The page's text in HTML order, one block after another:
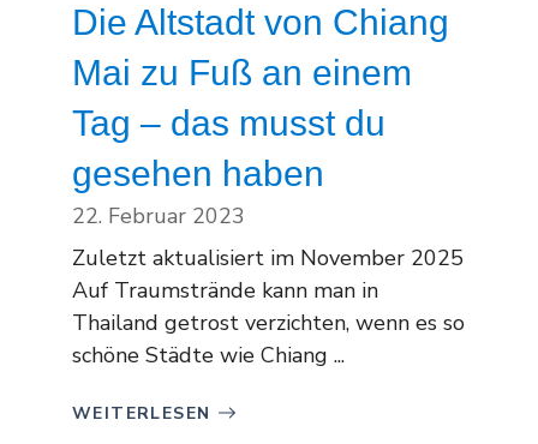
Die Altstadt von Chiang
Mai zu Fuß an einem
Tag – das musst du
gesehen haben
22. Februar 2023
Zuletzt aktualisiert im November 2025
Auf Traumstrände kann man in
Thailand getrost verzichten, wenn es so
schöne Städte wie Chiang ...
WEITERLESEN